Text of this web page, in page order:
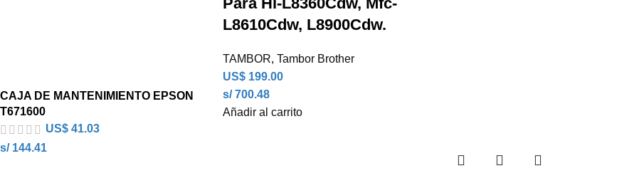
CAJA DE MANTENIMIENTO EPSON
T671600
US$ 41.03
s/ 144.41
L8610Cdw, L8900Cdw.
TAMBOR, Tambor Brother
US$199.00
s/ 700.48
Añadir al carrito